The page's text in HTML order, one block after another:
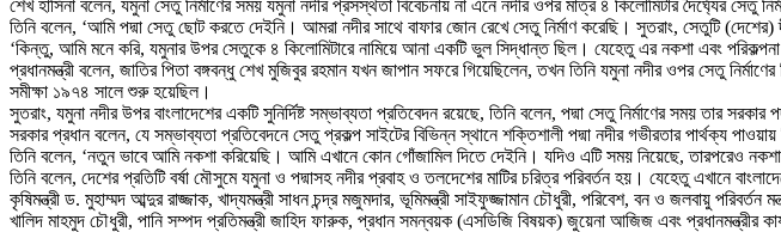
শেখ হাসিনা বলেন, যমুনা সেতু নির্মাণের সময় যমুনা নদীর প্রসস্থতা বিবেচনায় না এনে নদীর ওপর মাত্র ৪ কিলোমিটার দৈর্ঘ্যের সেতু
তিনি বলেন, ‘আমি পদ্মা সেতু ছোট করতে দেইনি। আমরা নদীর সাথে বাফার জোন রেখে সেতু নির্মাণ করেছি। সুতরাং, সেতুটি
‘কিন্তু, আমি মনে করি, যমুনার উপর সেতুকে ৪ কিলোমিটারে নামিয়ে আনা একটি ভুল সিদ্ধান্ত ছিল। যেহেতু এর নকশা এবং
প্রধানমন্ত্রী বলেন, জাতির পিতা বঙ্গবন্ধু শেখ মুজিবুর রহমান যখন জাপান সফরে গিয়েছিলেন, তখন তিনি যমুনা নদীর ওপর সেতু
সমীক্ষা ১৯৭৪ সালে শুরু হয়েছিল।
সুতরাং, যমুনা নদীর উপর বাংলাদেশের একটি সুনির্দিষ্ট সম্ভাব্যতা প্রতিবেদন রয়েছে, তিনি বলেন, পদ্মা সেতু নির্মাণের সময় তার সরকার
সরকার প্রধান বলেন, যে সম্ভাব্যতা প্রতিবেদনে সেতু প্রকল্প সাইটের বিভিন্ন স্থানে শক্তিশালী পদ্মা নদীর গভীরতার পার্থক্য
তিনি বলেন, ‘নতুন ভাবে আমি নকশা করিয়েছি। আমি এখানে কোন গোঁজামিল দিতে দেইনি। যদিও এটি সময় নিয়েছে, তারপরেও
তিনি বলেন, দেশের প্রতিটি বর্ষা মৌসুমে যমুনা ও পদ্মাসহ নদীর প্রবাহ ও তলদেশের মাটির চরিত্র পরিবর্তন হয়। যেহেতু এখানে
কৃষিমন্ত্রী ড. মুহাম্মদ আব্দুর রাজ্জাক, খাদ্যমন্ত্রী সাধন চন্দ্র মজুমদার, ভূমিমন্ত্রী সাইফুজ্জামান চৌধুরী, পরিবেশ, বন ও জলবায়ু
খালিদ মাহমুদ চৌধুরী, পানি সম্পদ প্রতিমন্ত্রী জাহিদ ফারুক, প্রধান সমন্বয়ক (এসডিজি বিষয়ক) জুয়েনা আজিজ এবং প্রধানমন্ত্রীর